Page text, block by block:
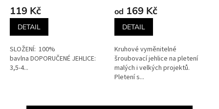
119 Kč
DETAIL
SLOŽENÍ: 100%
bavlna DOPORUČENÉ JEHLICE:
3,5-4...
od 169 Kč
DETAIL
Kruhové vyměnitelné
šroubovací jehlice na pletení
malých i velkých projektů.
Pletení s...